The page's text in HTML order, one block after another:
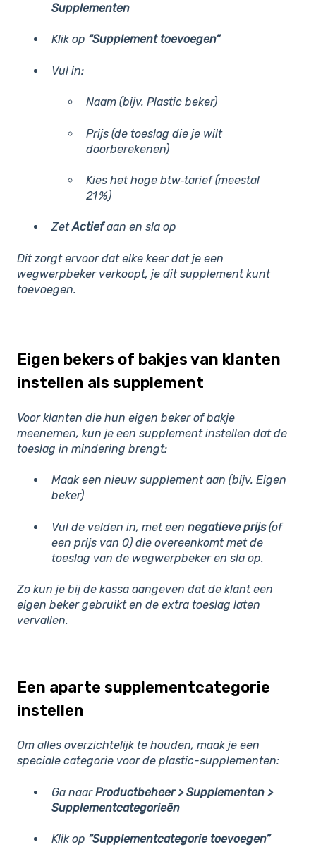
Supplementen
Klik op “Supplement toevoegen”
Vul in:
Naam (bijv. Plastic beker)
Prijs (de toeslag die je wilt
doorberekenen)
Kies het hoge btw‑tarief (meestal
21 %)
ZetActiefaan en sla op
Dit zorgt ervoor dat elke keer dat je een
wegwerpbeker verkoopt, je dit supplement kunt
toevoegen.
Eigen bekers of bakjes van klanten
instellen als supplement
Voor klanten die hun eigen beker of bakje
meenemen, kun je een supplement instellen dat de
toeslag in mindering brengt:
Maak een nieuw supplement aan (bijv. Eigen
beker)
Vul de velden in, met een negatieve prijs(of
een prijs van 0) die overeenkomt met de
toeslag van de wegwerpbeker en sla op.
Zo kun je bij de kassa aangeven dat de klant een
eigen beker gebruikt en de extra toeslag laten
vervallen.
Een aparte supplementcategorie
instellen
Om alles overzichtelijk te houden, maak je een
speciale categorie voor de plastic-supplementen:
Ga naarProductbeheer > Supplementen >
Supplementcategorieën
Klik op “Supplementcategorie toevoegen”